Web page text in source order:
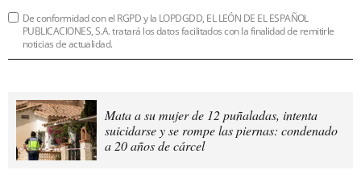
De conformidad con el RGPD y la LOPDGDD, EL LEÓN DE EL ESPAÑOL
PUBLICACIONES, S.A. tratará los datos facilitados con la finalidad de remitirle
noticias de actualidad.
Mata a su mujer de 12 puñaladas, intenta
suicidarse y se rompe las piernas: condenado
a 20 años de cárcel